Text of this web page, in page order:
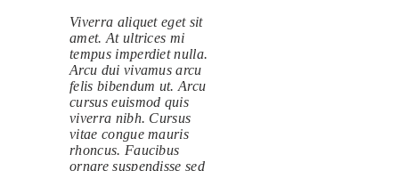
Viverra aliquet eget sit
amet. At ultrices mi
tempus imperdiet nulla.
Arcu dui vivamus arcu
felis bibendum ut. Arcu
cursus euismod quis
viverra nibh. Cursus
vitae congue mauris
rhoncus. Faucibus
ornare suspendisse sed